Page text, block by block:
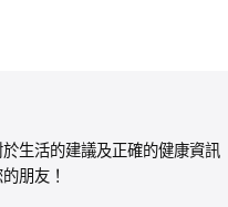
生活的建議及正確的健康資訊
朋友！